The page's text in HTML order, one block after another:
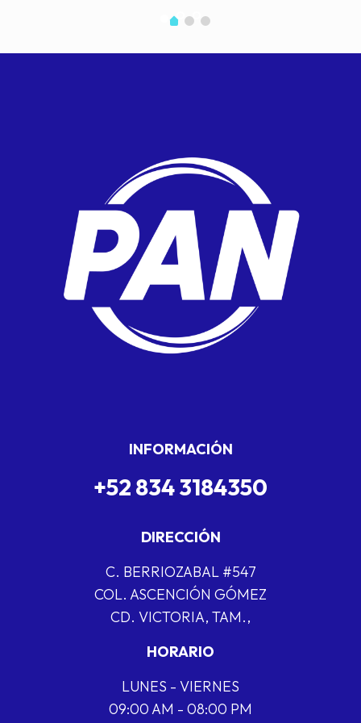
INFORMACIÓN
+52 834 3184350
DIRECCIÓN
C. BERRIOZABAL #547
COL. ASCENCIÓN GÓMEZ
CD. VICTORIA, TAM.,
HORARIO
LUNES - VIERNES
09:00 AM - 08:00 PM